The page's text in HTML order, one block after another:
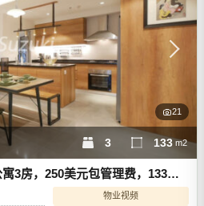
21
3房，250美元包管理费，133平
物业视频
3 133 m2